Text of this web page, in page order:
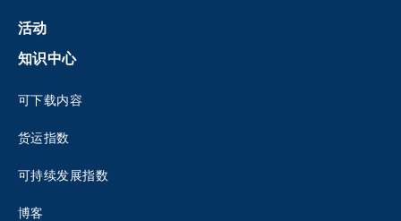
活动
知识中心
可下载内容
货运指数
可持续发展指数
博客